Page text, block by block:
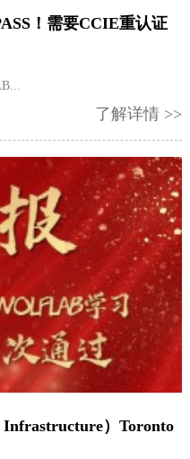
！需要CCIE重认证
了解详情 >>
）Toronto